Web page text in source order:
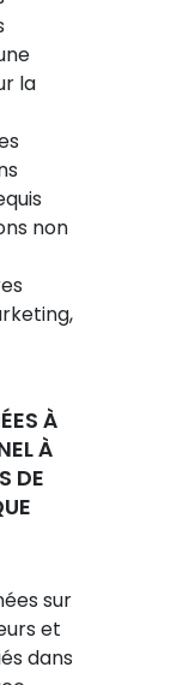
la
non
À
À
DE
sur
et
dans